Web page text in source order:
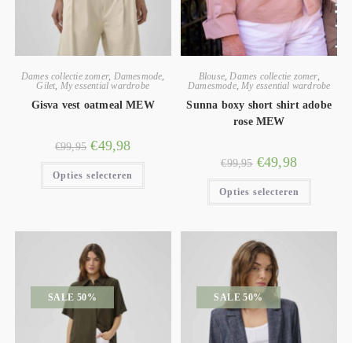
Dames collectie zomer, Damesmode,
Gilet, My essential wardrobe
Gisva vest oatmeal MEW
€99,95 €49,98
Opties selecteren
Blouse,Dames collectie zomer,
Damesmode,My essential wardrobe
Sunna boxy short shirt adobe
rose MEW
€99,95 €49,98
Opties selecteren
SALE 50% SALE 50%